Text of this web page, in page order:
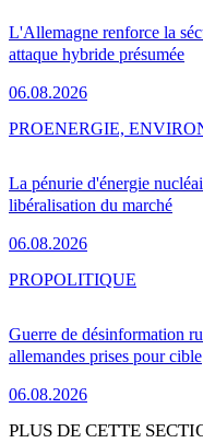
L'Allemagne renforce la
attaque hybride présumée
06.08.2026
La pénurie d'énergie
libéralisation du marché
06.08.2026
PROENERGIE,
Guerre de désinformation
allemandes prises pour cible
06.08.2026
PROPOLITIQUE
PLUS DE CETTE